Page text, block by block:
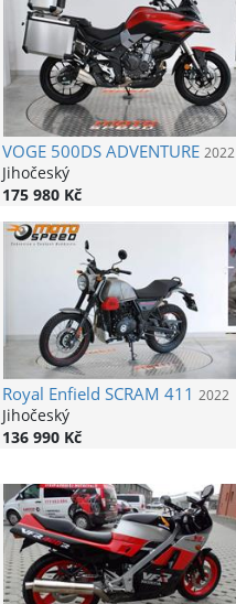
VOGE500DS ADVENTURE 2022
Jihočeský
175 980 Kč
Royal Enfield SCRAM 411 2022
Jihočeský
136 990 Kč